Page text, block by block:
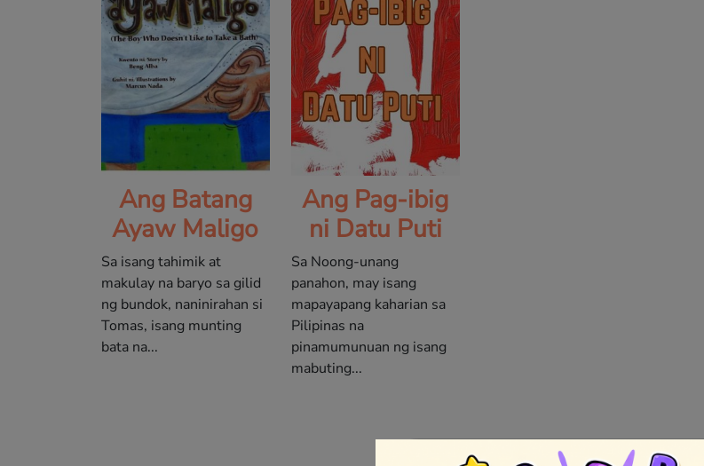
Ang Batang
Ayaw Maligo
Sa isang tahimik at
makulay na baryo sa gilid
ng bundok, naninirahan si
Tomas, isang munting
bata na...
Ang Pag-ibig
ni Datu Puti
Sa Noong-unang
panahon, may isang
mapayapang kaharian sa
Pilipinas na
pinamumunuan ng isang
mabuting...